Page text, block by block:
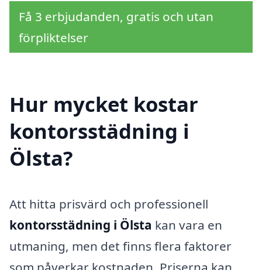
Få 3 erbjudanden, gratis och utan
förpliktelser
Hur mycket kostar
kontorsstädning i
Ölsta?
Att hitta prisvärd och professionell
kontorsstädning i Ölsta kan vara en
utmaning, men det finns flera faktorer